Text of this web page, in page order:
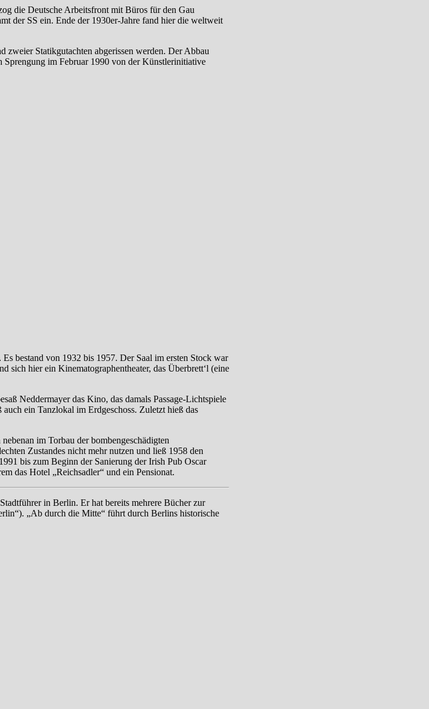
die Deutsche Arbeitsfront mit Büros für den Gau
der SS ein. Ende der 1930er-Jahre fand hier die weltweit
Statikgutachten abgerissen werden. Der Abbau
Sprengung im Februar 1990 von der Künstlerinitiative
bestand von 1932 bis 1957. Der Saal im ersten Stock war
sich hier ein Kinematographentheater, das Überbrett‘l (eine
Neddermayer das Kino, das damals Passage-Lichtspiele
ein Tanzlokal im Erdgeschoss. Zuletzt hieß das
im Torbau der bombengeschädigten
Zustandes nicht mehr nutzen und ließ 1958 den
bis zum Beginn der Sanierung der Irish Pub Oscar
das Hotel „Reichsadler“ und ein Pensionat.
in Berlin. Er hat bereits mehrere Bücher zur
„Ab durch die Mitte“ führt durch Berlins historische